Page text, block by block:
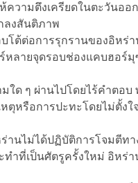
วามตึงเครียดในตะวันออ
ลงสันติภาพ
ต้ต่อการรุกรานของอิหร่า
ลายจุดรอบช่องแคบฮอร์มุ
ด ๆ ผ่านไปโดยไร้คำตอบ
ตุหรือการปะทะโดยไม่ตั้ง
านไม่ได้ปฏิบัติการโจมตีท
ำที่เป็นศัตรูครั้งใหม่ อิหร่า